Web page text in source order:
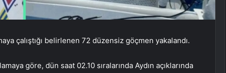
çalıştığı belirlenen 72 düzensiz göçmen yakalandı.
göre, dün saat 02.10 sıralarında Aydın açıklarında